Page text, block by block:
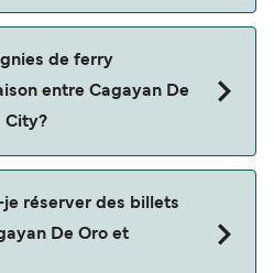
de vérifier ce qu'il en est,
De Oro à Bacolod City
frais de réservation.
de ferry
entre Cagayan De
City?
réserver des billets
De Oro et